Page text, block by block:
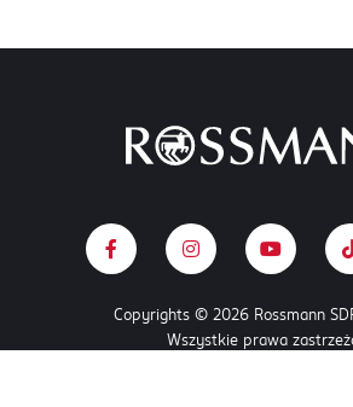
Copyrights © 2026 Rossmann
Wszystkie prawa